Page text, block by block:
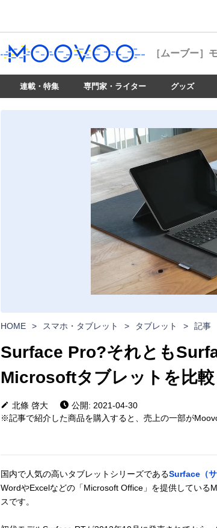
［ムーブー］
連載・特集 専門家・ライター グッズ
HOME > スマホ・タブレット > タブレット > 記事
Surface Pro?それとも
Microsoftタブレットを比較
北條 啓大
公開: 2021-04-30
※記事で紹介した商品を購入すると、売上の一部が
国内で人気の高いタブレットシリーズであるSurface（サ
WordやExcelなどの「Microsoft Office」を提供している
スです。